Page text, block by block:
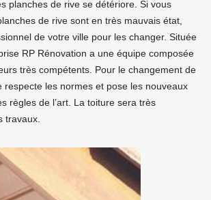
planches de rive se détériore. Si vous
de rive sont en très mauvais état,
de votre ville pour les changer. Située
RP Rénovation a une équipe composée
très compétents. Pour le changement de
respecte les normes et pose les nouveaux
règles de l’art. La toiture sera très
travaux.